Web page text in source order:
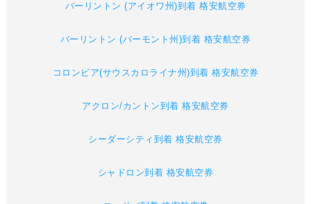
バーリントン (アイオワ州)到着 格安航空券
バーリントン (バーモント州)到着 格安航空券
コロンビア(サウスカロライナ州)到着 格安航空券
アクロン/カントン到着 格安航空券
シーダーシティ到着 格安航空券
シャドロン到着 格安航空券